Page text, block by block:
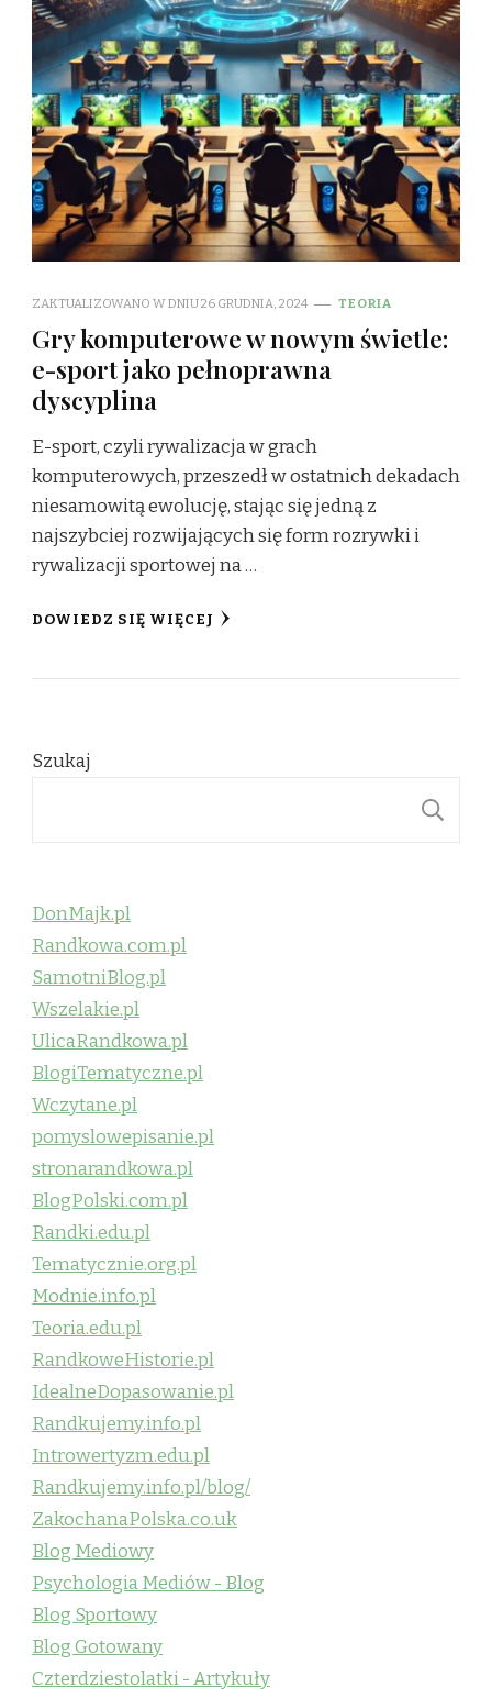
ZAKTUALIZOWANO W DNIU26 GRUDNIA, 2024 TEORIA
Gry komputerowe w nowym świetle:
e-sport jako pełnoprawna
dyscyplina
E-sport, czyli rywalizacja w grach
komputerowych, przeszedł w ostatnich dekadach
niesamowitą ewolucję, stając się jedną z
najszybciej rozwijających się form rozrywki i
rywalizacji sportowej na …
DOWIEDZ SIĘ WIĘCEJ
Szukaj
DonMajk.pl
Randkowa.com.pl
SamotniBlog.pl
Wszelakie.pl
UlicaRandkowa.pl
BlogiTematyczne.pl
Wczytane.pl
pomyslowepisanie.pl
stronarandkowa.pl
BlogPolski.com.pl
Randki.edu.pl
Tematycznie.org.pl
Modnie.info.pl
Teoria.edu.pl
RandkoweHistorie.pl
IdealneDopasowanie.pl
Randkujemy.info.pl
Introwertyzm.edu.pl
Randkujemy.info.pl/blog/
ZakochanaPolska.co.uk
Blog Mediowy
Psychologia Mediów - Blog
Blog Sportowy
Blog Gotowany
Czterdziestolatki - Artykuły